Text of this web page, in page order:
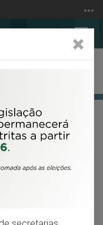
a
busca
que mais
de Turismo (OMT) e